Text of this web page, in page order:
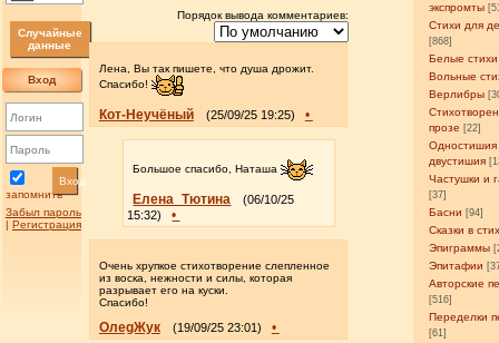
Случайные
данные
Вход
запомнить
Вход
Забыл пароль
| Регистрация
экспромты
Стихи для
[868]
Белые стихи
Вольные
Верлибры
прозе [22]
Одностишия
двустишия
Частушки и
[37]
Басни [94]
Сказки в
Эпиграммы
Эпитафии
Авторские
[516]
Переделки
[61]
Порядок вывода комментариев:
Лена, Вы так пишете, что душа дрожит.
Спасибо!
Кот-Неучёный (25/09/25 19:25) •
Большое спасибо, Наташа
Елена_Тютина
(06/10/25
15:32)
•
Очень хрупкое стихотворение слепленное
из воска, нежности и силы, которая
разрывает его на куски.
Спасибо!
ОлеgЖук (19/09/25 23:01) •